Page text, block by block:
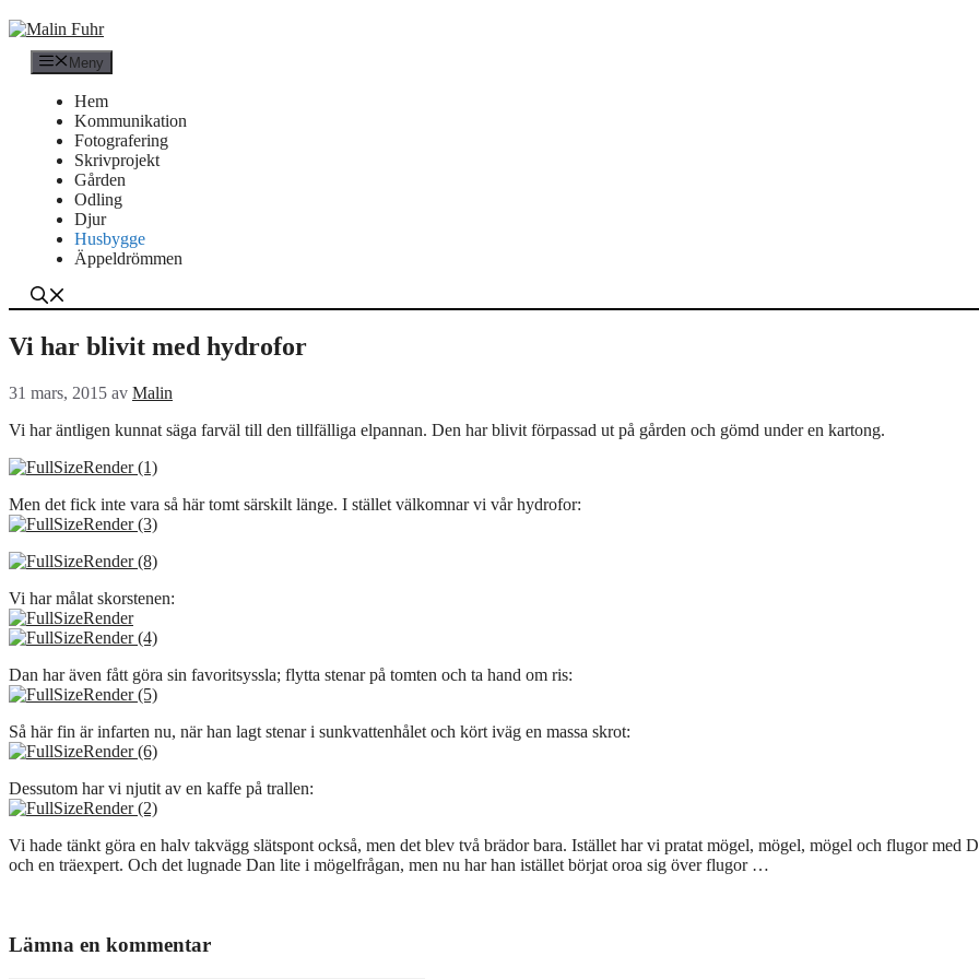
Hoppa
till
innehåll Meny
Hem
Kommunikation
Fotografering
Skrivprojekt
Gården
Odling
Djur
Husbygge
Äppeldrömmen
Vi har blivit med hydrofor
31 mars, 2015 av Malin
Vi har äntligen kunnat säga farväl till den tillfälliga elpannan. Den har blivit förpassad ut på gården och gömd under en kartong.
Men det fick inte vara så här tomt särskilt länge. I stället välkomnar vi vår hydrofor:
Vi har målat skorstenen:
Dan har även fått göra sin favoritsyssla; flytta stenar på tomten och ta hand om ris:
Så här fin är infarten nu, när han lagt stenar i sunkvattenhålet och kört iväg en massa skrot:
Dessutom har vi njutit av en kaffe på trallen:
Vi hade tänkt göra en halv takvägg slätspont också, men det blev två brädor bara. Istället har vi pratat mögel, mögel, mögel och flugor med
och en träexpert. Och det lugnade Dan lite i mögelfrågan, men nu har han istället börjat oroa sig över flugor …
Lämna en kommentar